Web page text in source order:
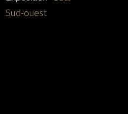
Sud-ouest